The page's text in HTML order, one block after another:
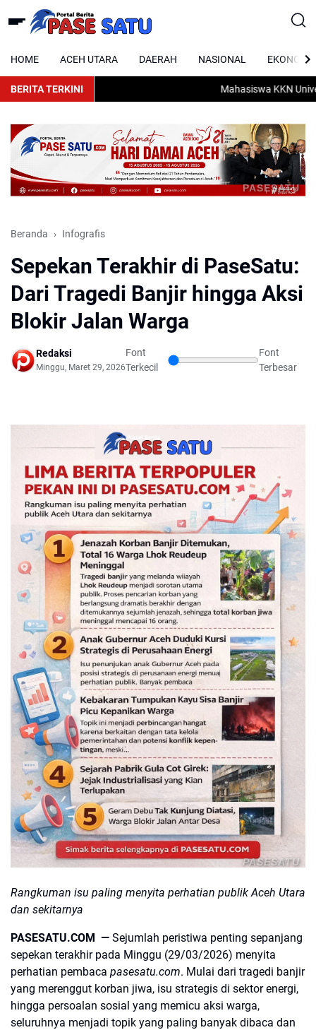
HOME ACEH UTARA DAERAH NASIONAL EKONOMI
BERITA TERKINI Mahasiswa KKN
PASESATU
Beranda Infografis
Sepekan Terakhir di PaseSatu:
Dari Tragedi Banjir hingga Aksi
Blokir Jalan Warga
Redaksi
Minggu, Maret 29, 2026
Font
Terkecil
Font
Terbesar
PASESATU
Rangkuman isu paling menyita perhatian publik Aceh Utara
dan sekitarnya
PASESATU.COM — Sejumlah peristiwa penting sepanjang
sepekan terakhir pada Minggu (29/03/2026) menyita
perhatian pembaca pasesatu.com. Mulai dari tragedi banjir
yang merenggut korban jiwa, isu strategis di sektor energi,
hingga persoalan sosial yang memicu aksi warga,
seluruhnya menjadi topik yang paling banyak dibaca dan